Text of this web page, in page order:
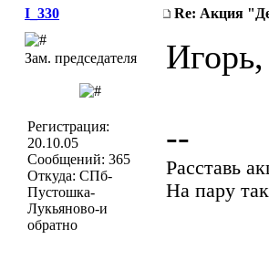
I_330 Re: Акция
Зам. председателя
Регистрация:
20.10.05
Сообщений: 365
Откуда: СПб-
Пустошка-
Лукьяново-и
обратно
--
Расставь
На пару